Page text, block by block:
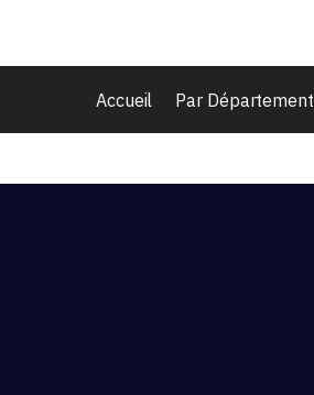
Accueil Par Département